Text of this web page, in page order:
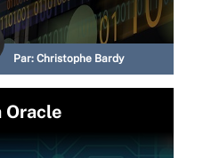
Par: Christophe Bardy
Oracle